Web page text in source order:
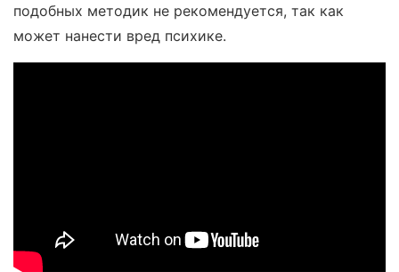
подобных методик не рекомендуется, так как
может нанести вред психике.